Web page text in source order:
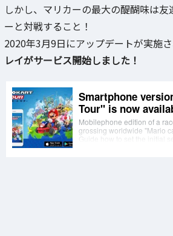
しかし、マリカーの最大の醍醐味は
ーと対戦すること！
2020年3月9日にアップデートが実施
レイがサービス開始しました！